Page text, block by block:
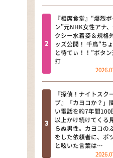
news おか
河合＆
「なんでや
かえり）
DAIGOも
にする？～
本日はダイ
朝だ！生
教えて！ニ
ミカタ
『相席食堂』“爆烈ボ
ン”元NHK女性アナ
クシー水着姿＆規格
ッズ公開！ 千鳥“ち
と待てぃ！！”ボタ
打
『探偵！ナイトスク
プ』「カヨコか？」
い電話を約7年間100
以上かけ続けてくる
らぬ男性。カヨコの
をした依頼者に、ポ
と呟いた言葉は…